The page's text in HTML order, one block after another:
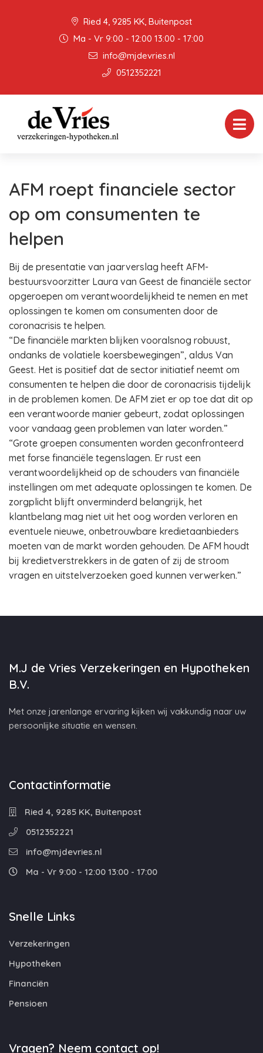
Ried 4, 9285 KK, Buitenpost
Ma - Vr 9:00 - 12:00 13:00 - 17:00
info@mjdevries.nl
0512352221
AFM roept financiele sector
op om consumenten te
helpen
Bij de presentatie van jaarverslag heeft AFM-
bestuursvoorzitter Laura van Geest de financiële sector
opgeroepen om verantwoordelijkheid te nemen en met
oplossingen te komen om consumenten door de
coronacrisis te helpen.
“De financiële markten blijken vooralsnog robuust,
ondanks de volatiele koersbewegingen”, aldus Van
Geest. Het is positief dat de sector initiatief neemt om
consumenten te helpen die door de coronacrisis tijdelijk
in de problemen komen. De AFM ziet er op toe dat dit op
een verantwoorde manier gebeurt, zodat oplossingen
voor vandaag geen problemen van later worden.”
“Grote groepen consumenten worden geconfronteerd
met forse financiële tegenslagen. Er rust een
verantwoordelijkheid op de schouders van financiële
instellingen om met adequate oplossingen te komen. De
zorgplicht blijft onverminderd belangrijk, het
klantbelang mag niet uit het oog worden verloren en
eventuele nieuwe, onbetrouwbare kredietaanbieders
moeten van de markt worden gehouden. De AFM houdt
bij kredietverstrekkers in de gaten of zij de stroom
vragen en uitstelverzoeken goed kunnen verwerken.”
M.J de Vries Verzekeringen en Hypotheken
B.V.
Met onze jarenlange ervaring kijken wij vakkundig naar uw
persoonlijke situatie en wensen.
Contactinformatie
Ried 4, 9285 KK, Buitenpost
0512352221
info@mjdevries.nl
Ma - Vr 9:00 - 12:00 13:00 - 17:00
Snelle Links
Verzekeringen
Hypotheken
Financiën
Pensioen
Vragen? Neem contact op!